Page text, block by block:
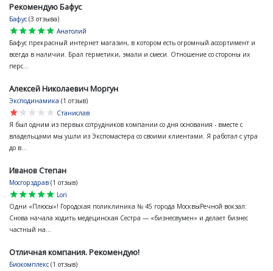
Рекомендую Бафус
Бафус (3 отзыва)
star
star
star
star
star
Анатолий
Бафус прекрасный интернет магазин, в котором есть огромный ассортимент и
всегда в наличии. Брал герметики, эмали и смеси. Отношение со стороны их
перс...
Алексей Николаевич Моргун
Эксподинамика (1 отзыв)
star
star
star
star
star
Станислав
Я был одним из первых сотрудников компании со дня основания - вместе с
владельцами мы ушли из Экспомастера со своими клиентами. Я работал с утра
до в...
Иванов Степан
Мосгорздрав (1 отзыв)
star
star
star
star
star
Lori
Одни «Плюсы»! Городская поликлиника № 45 города МосквыРечной вокзал:
Снова начала ходить медецинская Сестра — «бизнесвумен» и делает бизнес
частный на...
Отличная компания. Рекомендую!
Биокомплекс (1 отзыв)